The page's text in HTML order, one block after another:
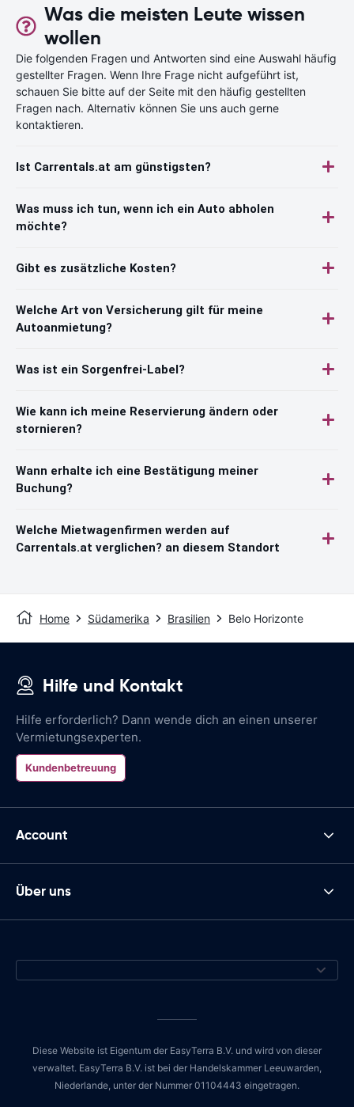
Was die meisten Leute wissen
wollen
Die folgenden Fragen und Antworten sind eine Auswahl häufig
gestellter Fragen. Wenn Ihre Frage nicht aufgeführt ist,
schauen Sie bitte auf der Seite mit den häufig gestellten
Fragen nach. Alternativ können Sie uns auch gerne
kontaktieren.
Ist Carrentals.at am günstigsten?
Was muss ich tun, wenn ich ein Auto abholen
möchte?
Gibt es zusätzliche Kosten?
Welche Art von Versicherung gilt für meine
Autoanmietung?
Was ist ein Sorgenfrei-Label?
Wie kann ich meine Reservierung ändern oder
stornieren?
Wann erhalte ich eine Bestätigung meiner
Buchung?
Welche Mietwagenfirmen werden auf
Carrentals.at verglichen? an diesem Standort
Home Südamerika Brasilien Belo Horizonte
Hilfe und Kontakt
Hilfe erforderlich? Dann wende dich an einen unserer
Vermietungsexperten.
Kundenbetreuung
Account
Über uns
Diese Website ist Eigentum der EasyTerra B.V. und wird von dieser
verwaltet. EasyTerra B.V. ist bei der Handelskammer Leeuwarden,
Niederlande, unter der Nummer 01104443 eingetragen.